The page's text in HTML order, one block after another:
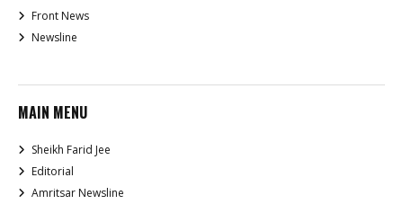
Front News
Newsline
MAIN MENU
Sheikh Farid Jee
Editorial
Amritsar Newsline